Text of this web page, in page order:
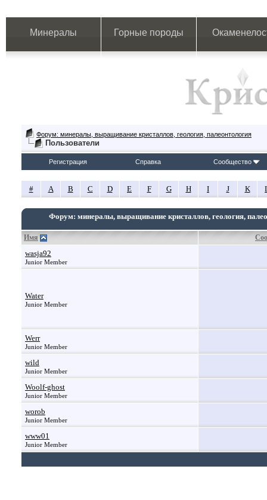
Минералы Горные породы
Форум: минералы, выращивание кристаллов, геология, палеонтология
Пользователи
Регистрация Справка Сообщество
# A B C D E F G H I J K
Форум: минералы, выращивание кристаллов, геология,
Имя
wasja92
Junior Member
Water
Junior Member
Werr
Junior Member
wild
Junior Member
Woolf-ghost
Junior Member
worob
Junior Member
www01
Junior Member